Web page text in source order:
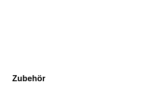
Produktgalerie überspringen
Zubehör